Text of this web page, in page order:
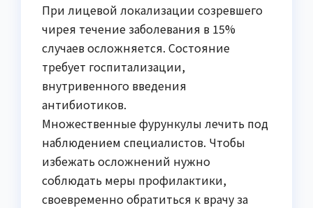
При лицевой локализации созревшего
чирея течение заболевания в 15%
случаев осложняется. Состояние
требует госпитализации,
внутривенного введения
антибиотиков.
Множественные фурункулы лечить под
наблюдением специалистов. Чтобы
избежать осложнений нужно
соблюдать меры профилактики,
своевременно обратиться к врачу за